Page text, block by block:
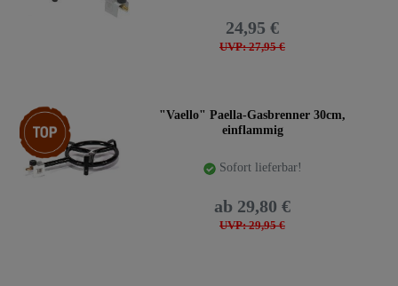
UVP: 27,95 €
24,95 €
Top-Artikel
"Vaello" Paella-Gasbrenner 30cm,
einflammig
Sofort lieferbar!
UVP: 29,95 €
ab 29,80 €